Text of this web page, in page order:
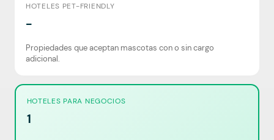
HOTELES PET-FRIENDLY
-
Propiedades que aceptan mascotas con o sin cargo
adicional.
HOTELES PARA NEGOCIOS
1